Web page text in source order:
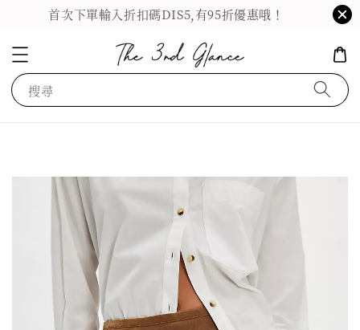
首次下單輸入折扣碼DIS5,有95折優惠哦！
搜尋